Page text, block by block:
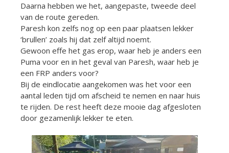
Daarna hebben we het, aangepaste, tweede deel
van de route gereden.
Paresh kon zelfs nog op een paar plaatsen lekker
‘brullen’ zoals hij dat zelf altijd noemt.
Gewoon effe het gas erop, waar heb je anders een
Puma voor en in het geval van Paresh, waar heb je
een FRP anders voor?
Bij de eindlocatie aangekomen was het voor een
aantal leden tijd om afscheid te nemen en naar huis
te rijden. De rest heeft deze mooie dag afgesloten
door gezamenlijk lekker te eten.